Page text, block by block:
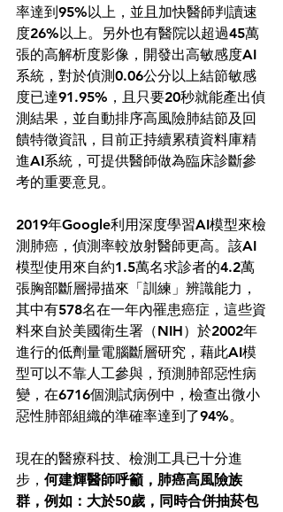
率達到95%以上，並且加快醫師判讀速
度26%以上。另外也有醫院以超過45萬
張的高解析度影像，開發出高敏感度AI
系統，對於偵測0.06公分以上結節敏感
度已達91.95%，且只要20秒就能產出偵
測結果，並自動排序高風險肺結節及回
饋特徵資訊，目前正持續累積資料庫精
進AI系統，可提供醫師做為臨床診斷參
考的重要意見。
2019年Google利用深度學習AI模型來檢
測肺癌，偵測率較放射醫師更高。該AI
模型使用來自約1.5萬名求診者的4.2萬
張胸部斷層掃描來「訓練」辨識能力，
其中有578名在一年內罹患癌症，這些資
料來自於美國衛生署（NIH）於2002年
進行的低劑量電腦斷層研究，藉此AI模
型可以不靠人工參與，預測肺部惡性病
變，在6716個測試病例中，檢查出微小
惡性肺部組織的準確率達到了94%。
現在的醫療科技、檢測工具已十分進
步， 何建輝醫師呼籲，肺癌高風險族
群，例如：大於50歲， 同時合併抽菸包